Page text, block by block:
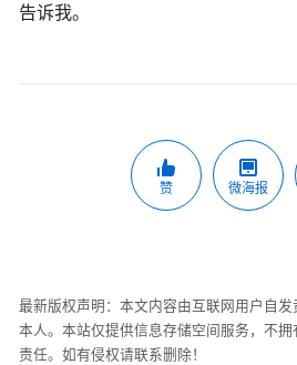
告诉我。
赞 微海报
最新版权声明：本文内容由互联网用户自
本人。本站仅提供信息存储空间服务，不
责任。如有侵权请联系删除！